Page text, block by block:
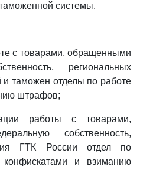
системы.
с товарами, обращенными
региональных
таможен отделы по работе
штрафов;
работы с товарами,
собственность,
ГТК России отдел по
и взиманию